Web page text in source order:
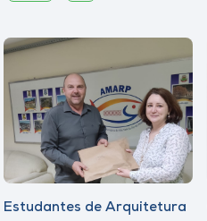
Estudantes de Arquitetura